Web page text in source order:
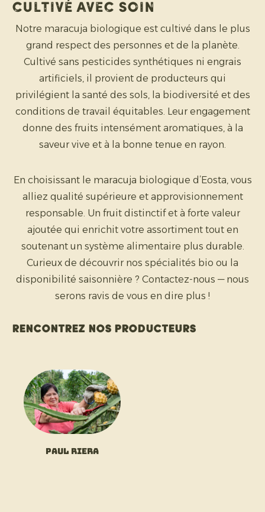
Cultivé avec soin
Notre maracuja biologique est cultivé dans le plus
grand respect des personnes et de la planète.
Cultivé sans pesticides synthétiques ni engrais
artificiels, il provient de producteurs qui
privilégient la santé des sols, la biodiversité et des
conditions de travail équitables. Leur engagement
donne des fruits intensément aromatiques, à la
saveur vive et à la bonne tenue en rayon.
En choisissant le maracuja biologique d’Eosta, vous
alliez qualité supérieure et approvisionnement
responsable. Un fruit distinctif et à forte valeur
ajoutée qui enrichit votre assortiment tout en
soutenant un système alimentaire plus durable.
Curieux de découvrir nos spécialités bio ou la
disponibilité saisonnière ? Contactez-nous — nous
serons ravis de vous en dire plus !
Rencontrez nos producteurs
Paul Riera